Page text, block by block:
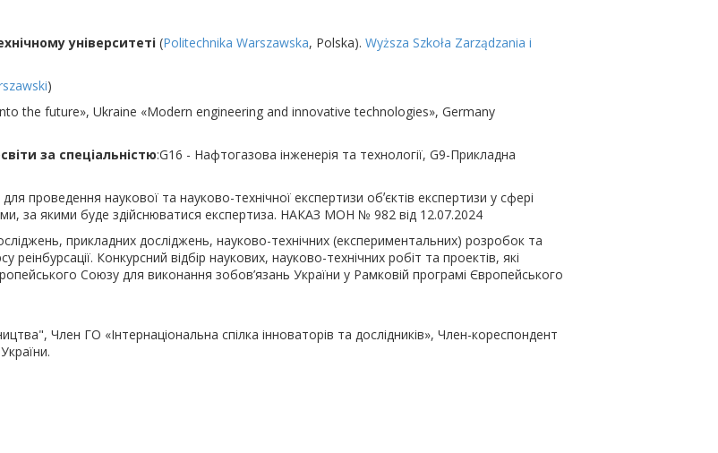
університеті (Politechnika Warszawska, Polska). Wyższa Szkoła Zarządzania i
)
the future», Ukraine «Modern engineering and innovative technologies», Germany
за спеціальністю:G16 - Нафтогазова інженерія та технології, G9-Прикладна
для проведення наукової та науково-технічної експертизи обʼєктів експертизи у сфері
за якими буде здійснюватися експертиза. НАКАЗ МОН № 982 від 12.07.2024
прикладних досліджень, науково-технічних (експериментальних) розробок та
Конкурсний відбір наукових, науково-технічних робіт та проектів, які
Союзу для виконання зобов’язань України у Рамковій програмі Європейського
Член ГО «Інтернаціональна спілка інноваторів та дослідників», Член-кореспондент